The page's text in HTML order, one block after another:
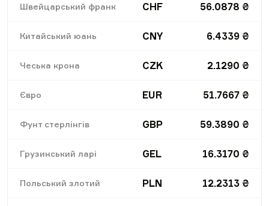
Швейцарський франк CHF 56.0878 ₴
Китайський юань CNY 6.4339 ₴
Чеська крона CZK 2.1290 ₴
Євро EUR 51.7667 ₴
Фунт стерлінгів GBP 59.3890 ₴
Грузинський ларі GEL 16.3170 ₴
Польський злотий PLN 12.2313 ₴